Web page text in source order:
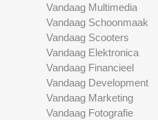
Vandaag Multimedia
Vandaag Schoonmaak
Vandaag Scooters
Vandaag Elektronica
Vandaag Financieel
Vandaag Development
Vandaag Marketing
Vandaag Fotografie